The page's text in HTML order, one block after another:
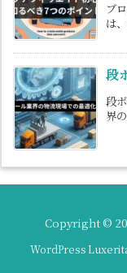
ブ
は
段
段
界
Copyright ©
WordPress